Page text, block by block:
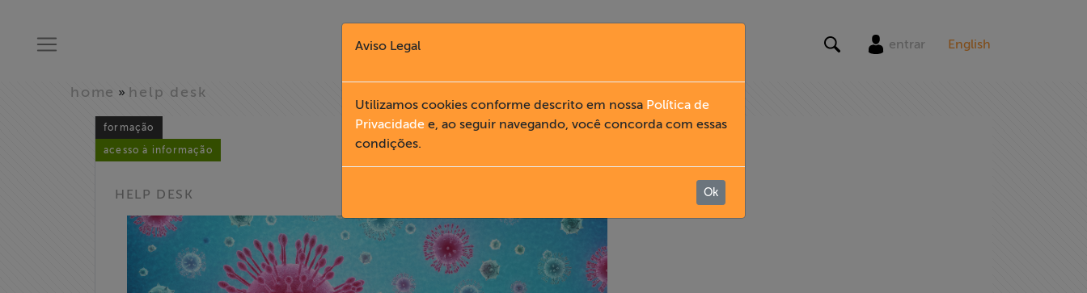
entrar English
home » help desk
formação
acesso à informação
HELP DESK
Aviso Legal
Utilizamos cookies conforme descrito em nossa Política de
Privacidade e, ao seguir navegando, você concorda com essas
condições.
Ok